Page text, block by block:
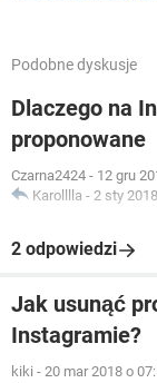
Podobne dyskusje
Dlaczego na
proponowane
Czarna2424 - 12 gru
Karolllla - 2 sty
2 odpowiedzi
Jak usunąć
Instagramie?
kiki - 20 mar 2018 o